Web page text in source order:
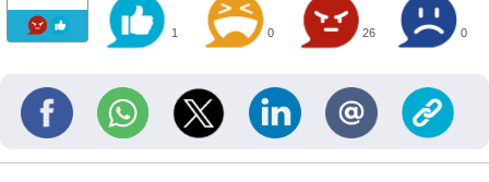
1 0 26 0